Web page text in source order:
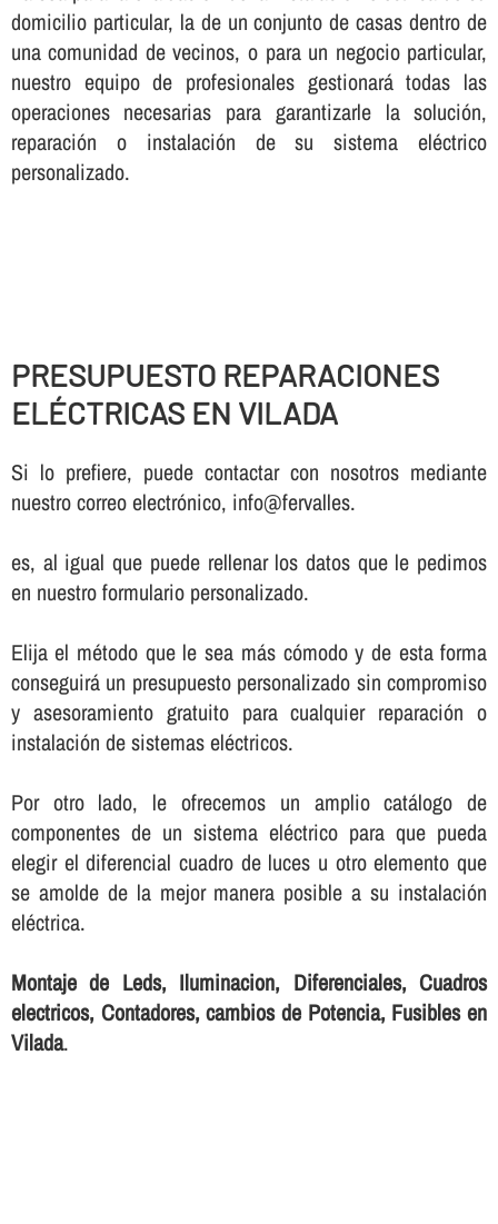
domicilio particular, la de un conjunto de casas dentro de
una comunidad de vecinos, o para un negocio particular,
nuestro equipo de profesionales gestionará todas las
operaciones necesarias para garantizarle la solución,
reparación o instalación de su sistema eléctrico
personalizado.
PRESUPUESTO REPARACIONES
ELÉCTRICAS EN VILADA
Si lo prefiere, puede contactar con nosotros mediante
nuestro correo electrónico, info@fervalles.
es, al igual que puede rellenar los datos que le pedimos
en nuestro formulario personalizado.
Elija el método que le sea más cómodo y de esta forma
conseguirá un presupuesto personalizado sin compromiso
y asesoramiento gratuito para cualquier reparación o
instalación de sistemas eléctricos.
Por otro lado, le ofrecemos un amplio catálogo de
componentes de un sistema eléctrico para que pueda
elegir el diferencial cuadro de luces u otro elemento que
se amolde de la mejor manera posible a su instalación
eléctrica.
Montaje de Leds, Iluminacion, Diferenciales, Cuadros
electricos, Contadores, cambios de Potencia, Fusibles en
Vilada.